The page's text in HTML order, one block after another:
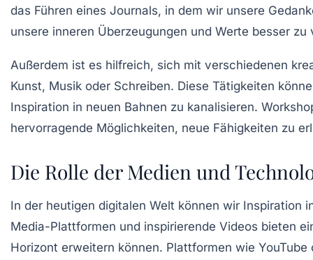
das Führen eines Journals, in dem wir unsere
unsere inneren Überzeugungen und Werte besser
Außerdem ist es hilfreich, sich mit verschiedenen
Kunst, Musik oder Schreiben. Diese Tätigkeiten
Inspiration in neuen Bahnen zu kanalisieren.
hervorragende Möglichkeiten, neue Fähigkeiten zu
Die Rolle der Medien und
In der heutigen digitalen Welt können wir Inspiration
Media-Plattformen und inspirierende Videos bieten
Horizont erweitern können. Plattformen wie